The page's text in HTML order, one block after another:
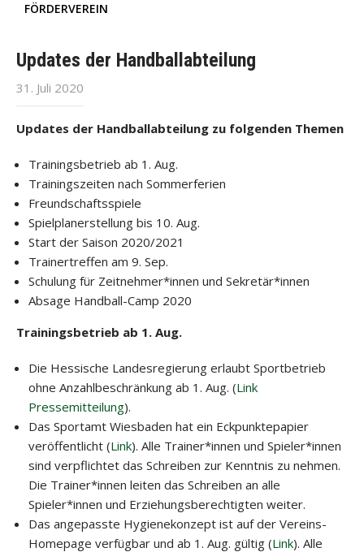
FÖRDERVEREIN
Updates der Handballabteilung
31. Juli 2020
Updates der Handballabteilung zu folgenden Themen
Trainingsbetrieb ab 1. Aug.
Trainingszeiten nach Sommerferien
Freundschaftsspiele
Spielplanerstellung bis 10. Aug.
Start der Saison 2020/2021
Trainertreffen am 9. Sep.
Schulung für Zeitnehmer*innen und Sekretär*innen
Absage Handball-Camp 2020
Trainingsbetrieb ab 1. Aug.
Die Hessische Landesregierung erlaubt Sportbetrieb
ohne Anzahlbeschränkung ab 1. Aug. (Link
Pressemitteilung).
Das Sportamt Wiesbaden hat ein Eckpunktepapier
veröffentlicht (Link). Alle Trainer*innen und Spieler*innen
sind verpflichtet das Schreiben zur Kenntnis zu nehmen.
Die Trainer*innen leiten das Schreiben an alle
Spieler*innen und Erziehungsberechtigten weiter.
Das angepasste Hygienekonzept ist auf der Vereins-
Homepage verfügbar und ab 1. Aug. gültig (Link). Alle